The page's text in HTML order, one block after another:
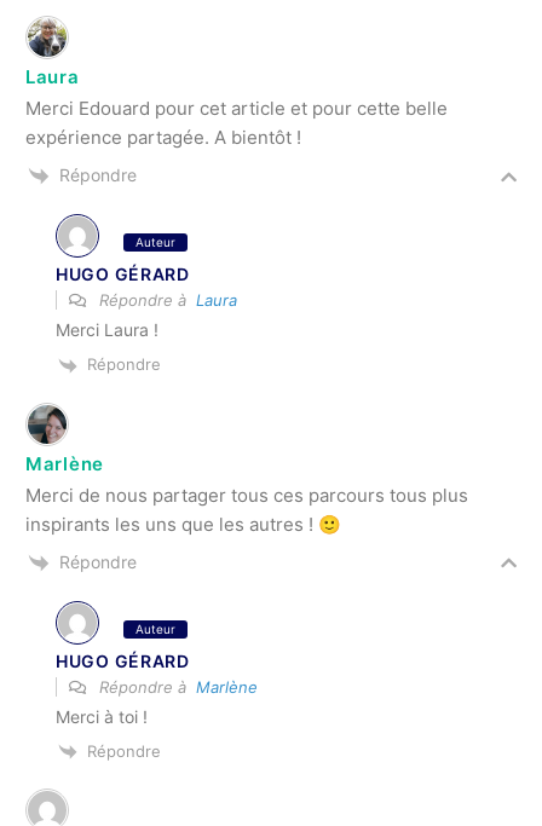
Laura
Merci Edouard pour cet article et pour cette belle
expérience partagée. A bientôt !
Répondre
Auteur
HUGO GÉRARD
Répondre à Laura
Merci Laura !
Répondre
Marlène
Merci de nous partager tous ces parcours tous plus
inspirants les uns que les autres ! 🙂
Répondre
Auteur
HUGO GÉRARD
Répondre à Marlène
Merci à toi !
Répondre